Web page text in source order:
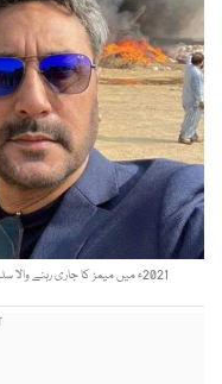
2021ء میں میمز کا جاری رہنے والا سلسلہ اب نئے سال میں بھی داخل ہوچکا ہے - فوٹو:انسٹاگرام